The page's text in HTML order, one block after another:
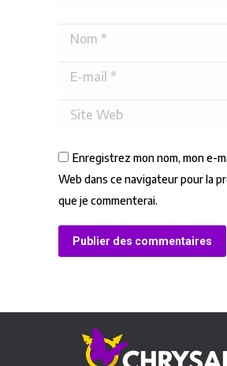
Nom *
E-mail *
Site Web
Enregistrez mon nom, mon e-
Web dans ce navigateur pour la
que je commenterai.
Publier des commentaires